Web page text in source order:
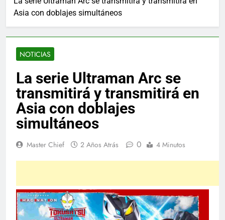
Asia con doblajes simultáneos
NOTICIAS
La serie Ultraman Arc se
transmitirá y transmitirá en
Asia con doblajes
simultáneos
Master Chief 2 Años Atrás 0 4 Minutos